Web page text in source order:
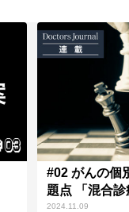
#02 がんの個
題点 「混合診
2024.11.09